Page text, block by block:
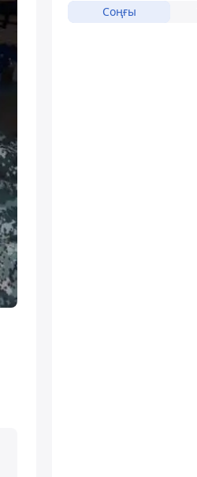
Соңғы